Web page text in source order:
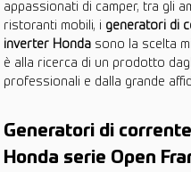
appassionati di camper, tra gli
ristoranti mobili, i generatori di
inverter Honda sono la scelta
è alla ricerca di un prodotto
professionali e dalla grande
Generatori di
Honda serie Open